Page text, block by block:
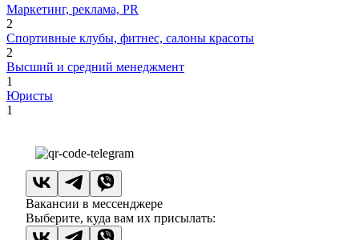
Маркетинг, реклама, PR
2
Спортивные клубы, фитнес, салоны красоты
2
Высший и средний менеджмент
1
Юристы
1
Вакансии в мессенджере
Выберите, куда вам их присылать: